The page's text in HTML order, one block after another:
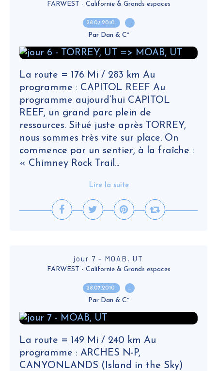
FARWEST - Californie & Grands espaces
28.07.2010 …
Par Dan & C°
La route = 176 Mi / 283 km Au
programme : CAPITOL REEF Au
programme aujourd’hui CAPITOL
REEF, un grand parc plein de
ressources. Situé juste après TORREY,
nous sommes très vite sur place. On
commence par un sentier, à la fraîche :
« Chimney Rock Trail...
Lire la suite
jour 7 - MOAB, UT
FARWEST - Californie & Grands espaces
28.07.2010 …
Par Dan & C°
La route = 149 Mi / 240 km Au
programme : ARCHES N-P,
CANYONLANDS (Island in the Sky)